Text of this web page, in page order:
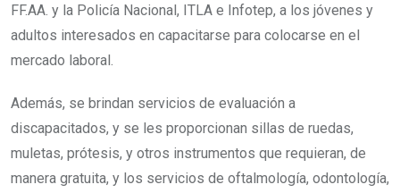
FF.AA. y la Policía Nacional, ITLA e Infotep, a los jóvenes y
adultos interesados en capacitarse para colocarse en el
mercado laboral.
Además, se brindan servicios de evaluación a
discapacitados, y se les proporcionan sillas de ruedas,
muletas, prótesis, y otros instrumentos que requieran, de
manera gratuita, y los servicios de oftalmología, odontología,